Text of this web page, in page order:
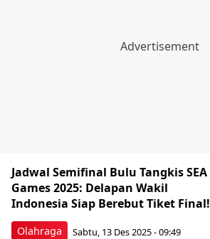
Olahraga
Jadwal Semifinal Bulu Tangkis SEA
Games 2025: Delapan Wakil
Indonesia Siap Berebut Tiket Final!
Sabtu, 13 Des 2025 - 09:49